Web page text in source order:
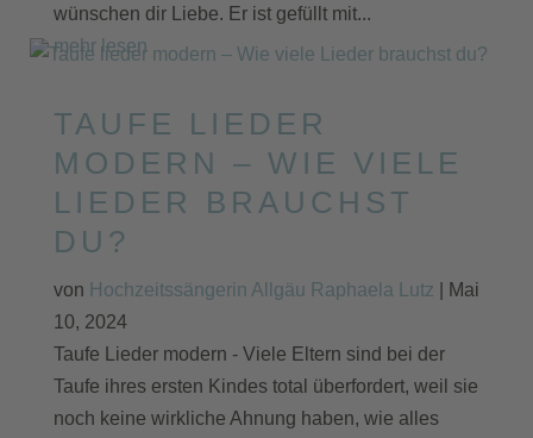
wünschen dir Liebe. Er ist gefüllt mit...
mehr lesen
TAUFE LIEDER
MODERN – WIE VIELE
LIEDER BRAUCHST
DU?
von Hochzeitssängerin Allgäu Raphaela Lutz
Mai
10, 2024
Taufe Lieder modern - Viele Eltern sind bei der
Taufe ihres ersten Kindes total überfordert, weil sie
noch keine wirkliche Ahnung haben, wie alles